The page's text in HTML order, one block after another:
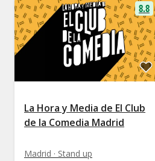
8.8
La Hora y Media de El Club
de la Comedia Madrid
Madrid · Stand up